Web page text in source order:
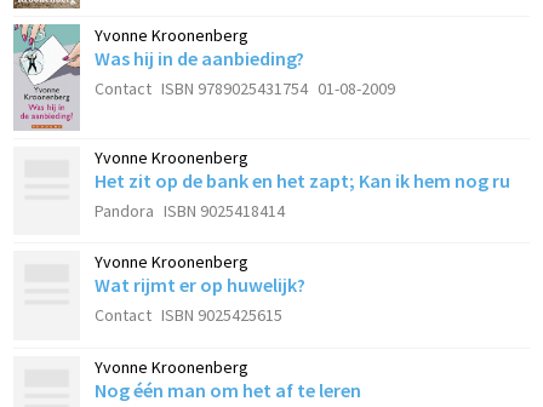
Yvonne Kroonenberg
Was hij in de aanbieding?
Contact ISBN 9789025431754 01-08-2009
Yvonne Kroonenberg
Het zit op de bank en het zapt; Kan ik hem nog ru
Pandora ISBN 9025418414
Yvonne Kroonenberg
Wat rijmt er op huwelijk?
Contact ISBN 9025425615
Yvonne Kroonenberg
Nog één man om het af te leren